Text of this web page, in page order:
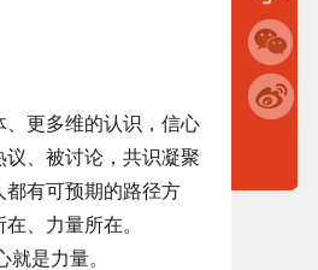
更多维的认识，信心
、被讨论，共识凝聚
都有可预期的路径方
、力量所在。
是力量。